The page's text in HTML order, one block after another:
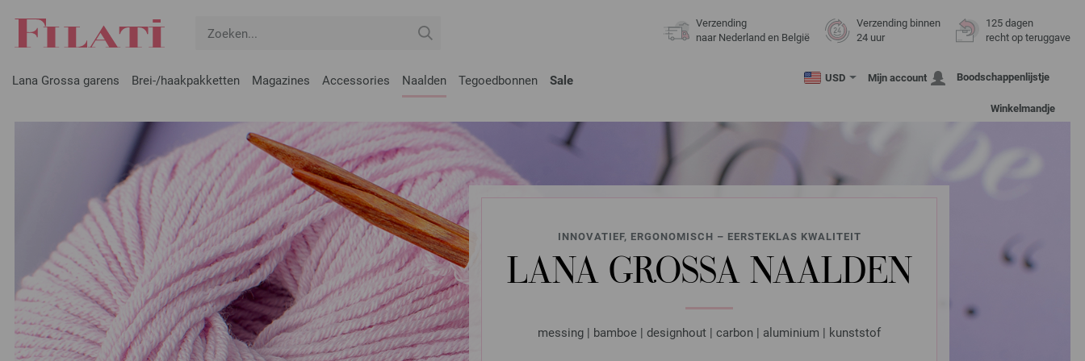
Verzending
naar Nederland en België
Verzending binnen
24 uur
125 dagen
recht op teruggave
Lana Grossa garens Brei-/haakpakketten Magazines Accessories Naalden Tegoedbonnen Sale USD Mijn account Boodschappenlijstje
Winkelmandje
INNOVATIEF, ERGONOMISCH – EERSTEKLAS KWALITEIT
LANA GROSSA NAALDEN
messing | bamboe | designhout | carbon | aluminium | kunststof